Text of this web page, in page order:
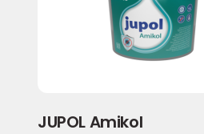
JUPOL Amikol